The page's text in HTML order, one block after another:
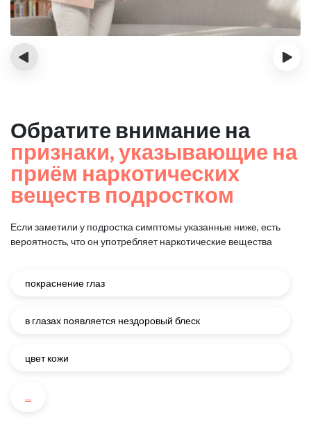
‹ ›
Обратите внимание на
признаки, указывающие на
приём наркотических
веществ подростком
Если заметили у подростка симптомы указанные ниже, есть
вероятность, что он употребляет наркотические вещества
покраснение глаз
в глазах появляется нездоровый блеск
цвет кожи
...